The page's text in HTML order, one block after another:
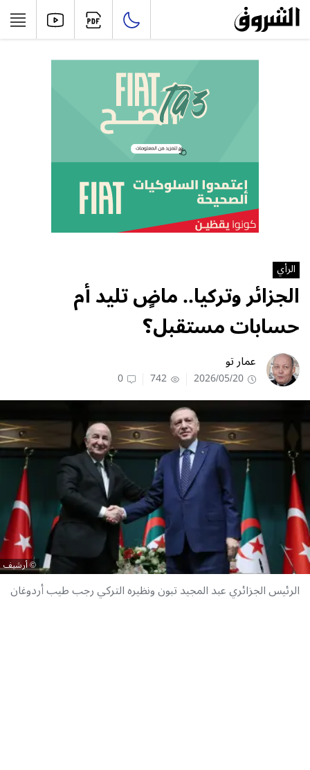
الرأي
الجزائر وتركيا.. ماضٍ تليد أم
حسابات مستقبل؟
عمار تو
2026/05/20
742
0
أرشيف
الرئيس الجزائري عبد المجيد تبون ونظيره التركي رجب طيب أردوغان